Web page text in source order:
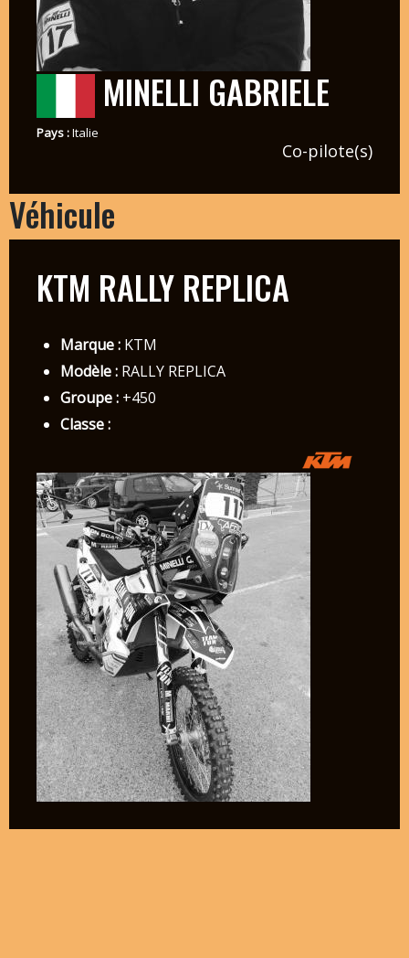
MINELLI GABRIELE
Pays :Italie
Co-pilote(s)
Véhicule
KTM RALLY REPLICA
Marque :KTM
Modèle :RALLY REPLICA
Groupe :+450
Classe :